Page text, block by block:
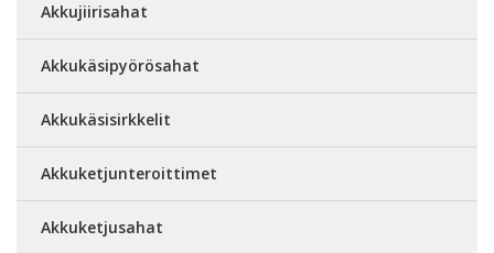
Akkujiirisahat
Akkukäsipyörösahat
Akkukäsisirkkelit
Akkuketjunteroittimet
Akkuketjusahat